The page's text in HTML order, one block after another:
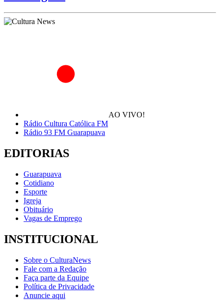
AO VIVO!
Rádio Cultura Católica FM
Rádio 93 FM Guarapuava
EDITORIAS
Guarapuava
Cotidiano
Esporte
Igreja
Obituário
Vagas de Emprego
INSTITUCIONAL
Sobre o CulturaNews
Fale com a Redação
Faça parte da Equipe
Política de Privacidade
Anuncie aqui